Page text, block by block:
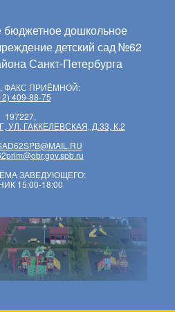
бюджетное дошкольное
детский сад №62
Санкт-Петербурга
ФАКС ПРИЁМНОЙ:
409-88-75
197227,
УЛ. ГАККЕЛЕВСКАЯ, Д.33, К.2
ЗАВЕДУЮЩЕГО:
15:00-18:00